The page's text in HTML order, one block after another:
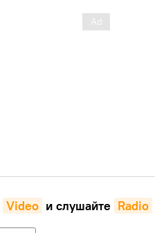
Video и слушайте Radio